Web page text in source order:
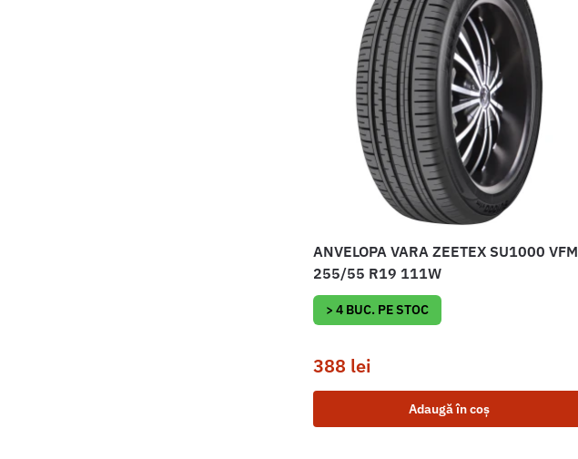
ANVELOPA VARA ZEETEX SU1000 VFM
255/55 R19 111W
> 4 BUC. PE STOC
388 lei
Adaugă în coș